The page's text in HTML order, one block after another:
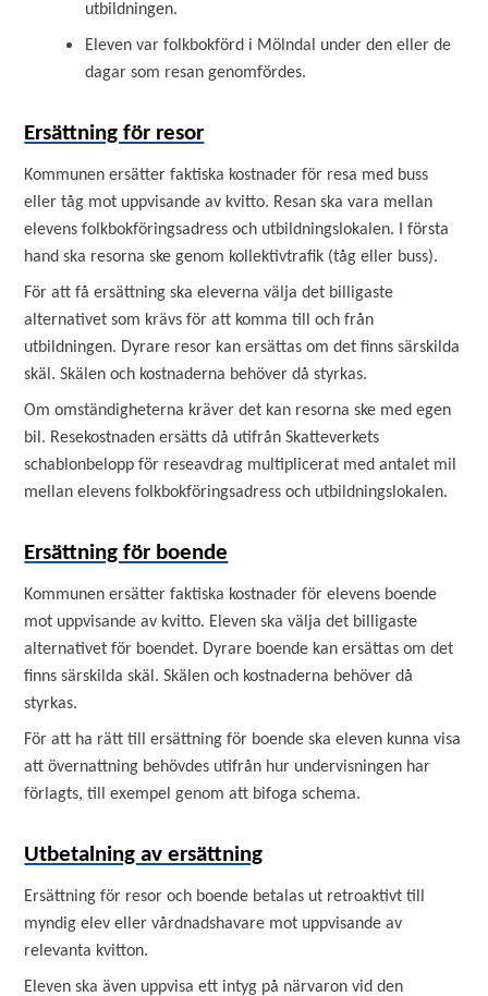
utbildningen.
Eleven var folkbokförd i Mölndal under den eller de
dagar som resan genomfördes.
Ersättning för resor
Kommunen ersätter faktiska kostnader för resa med buss
eller tåg mot uppvisande av kvitto. Resan ska vara mellan
elevens folkbokföringsadress och utbildningslokalen. I första
hand ska resorna ske genom kollektivtrafik (tåg eller buss).
För att få ersättning ska eleverna välja det billigaste
alternativet som krävs för att komma till och från
utbildningen. Dyrare resor kan ersättas om det finns särskilda
skäl. Skälen och kostnaderna behöver då styrkas.
Om omständigheterna kräver det kan resorna ske med egen
bil. Resekostnaden ersätts då utifrån Skatteverkets
schablonbelopp för reseavdrag multiplicerat med antalet mil
mellan elevens folkbokföringsadress och utbildningslokalen.
Ersättning för boende
Kommunen ersätter faktiska kostnader för elevens boende
mot uppvisande av kvitto. Eleven ska välja det billigaste
alternativet för boendet. Dyrare boende kan ersättas om det
finns särskilda skäl. Skälen och kostnaderna behöver då
styrkas.
För att ha rätt till ersättning för boende ska eleven kunna visa
att övernattning behövdes utifrån hur undervisningen har
förlagts, till exempel genom att bifoga schema.
Utbetalning av ersättning
Ersättning för resor och boende betalas ut retroaktivt till
myndig elev eller vårdnadshavare mot uppvisande av
relevanta kvitton.
Eleven ska även uppvisa ett intyg på närvaron vid den